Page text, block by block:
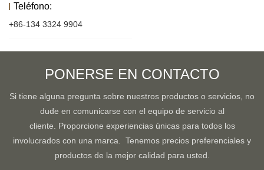
Teléfono:
+86-134 3324 9904
PONERSE EN CONTACTO
Si tiene alguna pregunta sobre nuestros productos o servicios, no
dude en comunicarse con el equipo de servicio al
cliente. Proporcione experiencias únicas para todos los
involucrados con una marca. Tenemos precios preferenciales y
productos de la mejor calidad para usted.